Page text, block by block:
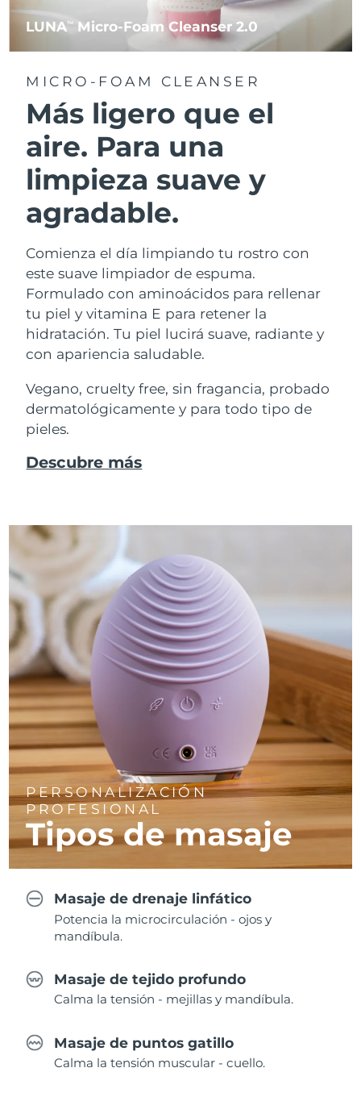
LUNATM Micro-Foam Cleanser 2.0
MICRO-FOAM CLEANSER
Más ligero que el
aire. Para una
limpieza suave y
agradable.
Comienza el día limpiando tu rostro con
este suave limpiador de espuma.
Formulado con aminoácidos para rellenar
tu piel y vitamina E para retener la
hidratación. Tu piel lucirá suave, radiante y
con apariencia saludable.
Vegano, cruelty free, sin fragancia, probado
dermatológicamente y para todo tipo de
pieles.
Descubre más
PERSONALIZACIÓN
PROFESIONAL
Tipos de masaje
Masaje de drenaje linfático
Potencia la microcirculación - ojos y
mandíbula.
Masaje de tejido profundo
Calma la tensión - mejillas y mandíbula.
Masaje de puntos gatillo
Calma la tensión muscular - cuello.